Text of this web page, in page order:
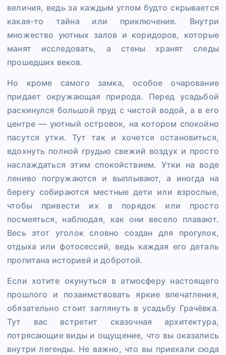
величия, ведь за каждым углом будто скрывается
какая-то тайна или приключение. Внутри
множество уютных залов и коридоров, которые
манят исследовать, а стены хранят следы
прошедших веков.
Но кроме самого замка, особое очарование
придает окружающая природа. Перед усадьбой
раскинулся большой пруд с чистой водой, а в его
центре — уютный островок, на котором спокойно
пасутся утки. Тут так и хочется остановиться,
вдохнуть полной грудью свежий воздух и просто
наслаждаться этим спокойствием. Утки на воде
лениво погружаются и выплывают, а иногда на
берегу собираются местные дети или взрослые,
чтобы привести их в порядок или просто
посмеяться, наблюдая, как они весело плавают.
Весь этот уголок словно создан для прогулок,
отдыха или фотосессий, ведь каждая его деталь
пропитана историей и добротой.
Если хотите окунуться в атмосферу настоящего
прошлого и позаимствовать яркие впечатления,
обязательно стоит заглянуть в усадьбу Грачёвка.
Тут вас встретит сказочная архитектура,
потрясающие виды и ощущение, что вы оказались
внутри легенды. Не важно, что вы приехали сюда